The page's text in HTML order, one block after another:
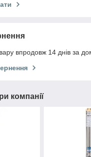
впродовж 14 днів за
компанії